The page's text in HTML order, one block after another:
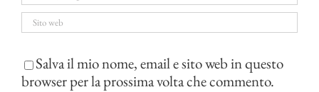
Salva il mio nome, email e sito web in questo
browser per la prossima volta che commento.